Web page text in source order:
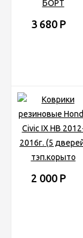
3 680 Р
2 000 Р